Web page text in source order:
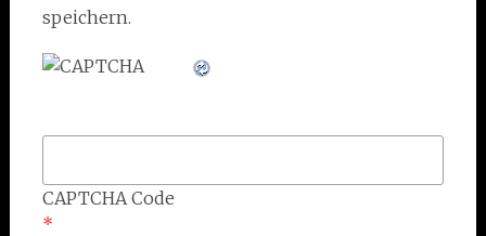
speichern.
CAPTCHA Code
*